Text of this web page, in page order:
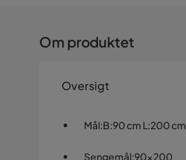
Om produktet
Oversigt
Mål:B:90 cm L:200 cm
Sengemål:90x200